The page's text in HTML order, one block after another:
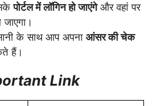
पोर्टल में लॉगिन हो जाएंगेऔर वहां पर
जाएगा।
के साथ आप अपना आंसर की चेक
हैं।
Link